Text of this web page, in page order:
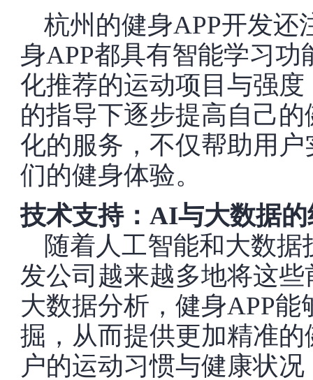
杭州的健身APP开发还
身APP都具有智能学习
化推荐的运动项目与强
的指导下逐步提高自己
化的服务，不仅帮助用
们的健身体验。
技术支持：AI与大数据
随着人工智能和大数
发公司越来越多地将这
大数据分析，健身APP
掘，从而提供更加精准
户的运动习惯与健康状